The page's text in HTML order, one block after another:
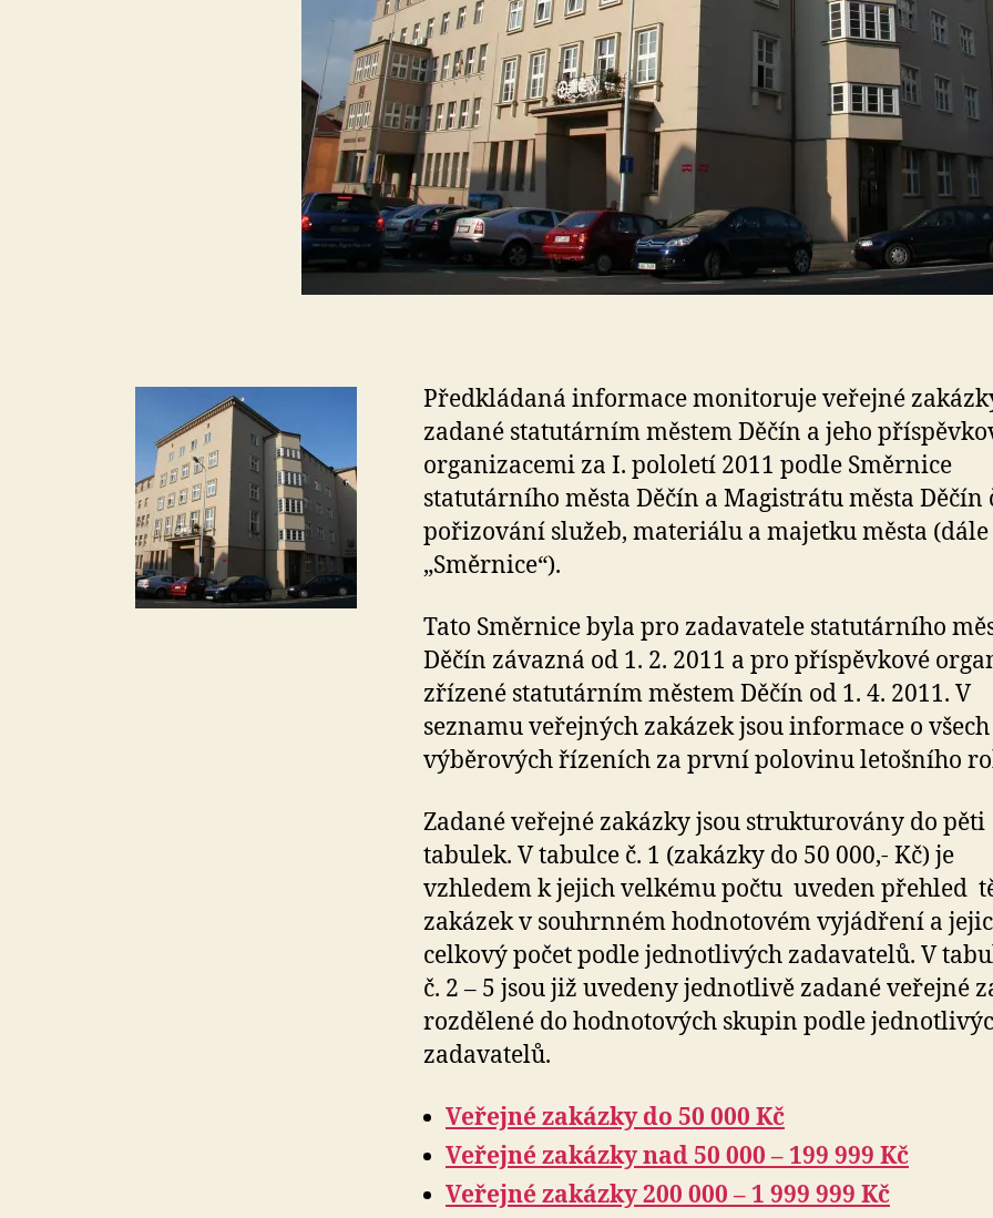
Předkládaná informace monitoruje veřejné
zadané statutárním městem Děčín a jeho
organizacemi za I. pololetí 2011 podle Směrnice
statutárního města Děčín a Magistrátu města Děčín
pořizování služeb, materiálu a majetku města
„Směrnice“).
Tato Směrnice byla pro zadavatele statutárního
Děčín závazná od 1. 2. 2011 a pro příspěvkové
zřízené statutárním městem Děčín od 1. 4. 2011. V
seznamu veřejných zakázek jsou informace o všech
výběrových řízeních za první polovinu letošního
Zadané veřejné zakázky jsou strukturovány do pěti
tabulek. V tabulce č. 1 (zakázky do 50 000,- Kč) je
vzhledem k jejich velkému počtu uveden přehled
zakázek v souhrnném hodnotovém vyjádření a
celkový počet podle jednotlivých zadavatelů. V
č. 2 – 5 jsou již uvedeny jednotlivě zadané veřejné
rozdělené do hodnotových skupin podle
zadavatelů.
Veřejné zakázky do 50 000 Kč
Veřejné zakázky nad 50 000 – 199 999 Kč
Veřejné zakázky 200 000 – 1 999 999 Kč